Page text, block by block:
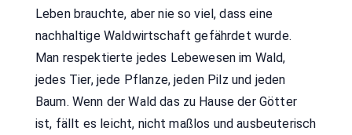
Leben brauchte, aber nie so viel, dass eine
nachhaltige Waldwirtschaft gefährdet wurde.
Man respektierte jedes Lebewesen im Wald,
jedes Tier, jede Pflanze, jeden Pilz und jeden
Baum. Wenn der Wald das zu Hause der Götter
ist, fällt es leicht, nicht maßlos und ausbeuterisch